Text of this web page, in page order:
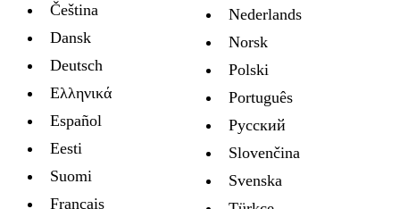
Čeština
Dansk
Deutsch
Ελληνικά
Español
Eesti
Suomi
Français
Nederlands
Norsk
Polski
Português
Русский
Slovenčina
Svenska